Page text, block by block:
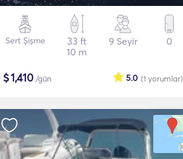
Sert Şişme
33 ft
10 m
9 Seyir 0
$1,410 /gün (1 yorumlar)
5.0